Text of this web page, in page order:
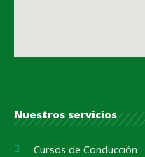
Nuestros servicios
Cursos de Conducción